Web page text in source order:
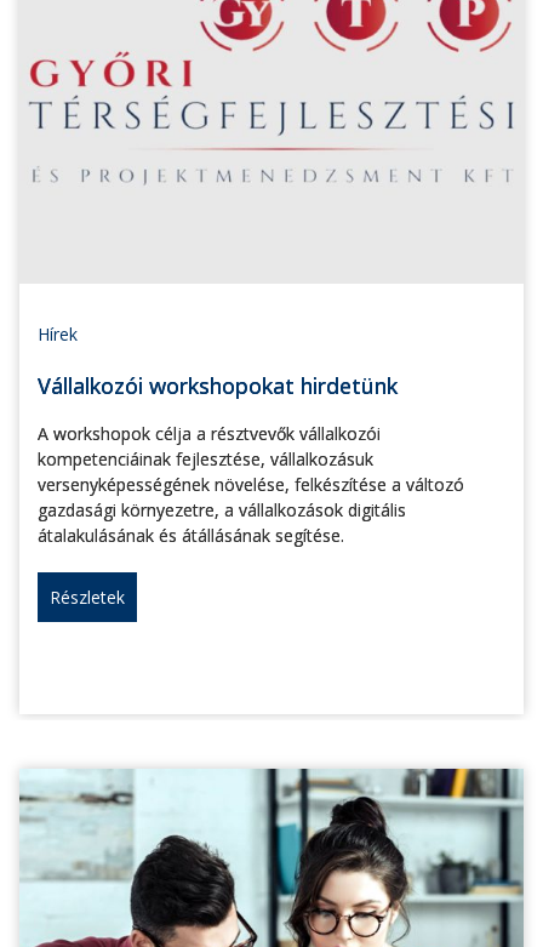
Hírek
Vállalkozói workshopokat hirdetünk
A workshopok célja a résztvevők vállalkozói
kompetenciáinak fejlesztése, vállalkozásuk
versenyképességének növelése, felkészítése a változó
gazdasági környezetre, a vállalkozások digitális
átalakulásának és átállásának segítése.
Részletek